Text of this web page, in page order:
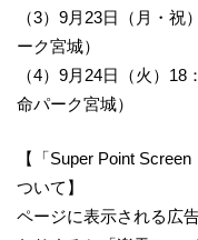
（3）9月23日（月・
ーク宮城）
（4）9月24日（火）
命パーク宮城）
【「Super Point
ついて】
ページに表示される広